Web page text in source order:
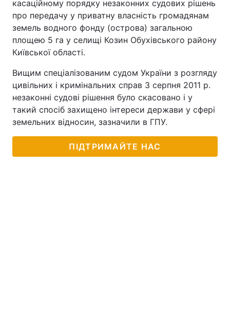
касаційному порядку незаконних судових рішень
про передачу у приватну власність громадянам
земель водного фонду (острова) загальною
площею 5 га у селищі Козин Обухівського району
Київської області.
Вищим спеціалізованим судом України з розгляду
цивільних і кримінальних справ 3 серпня 2011 р.
незаконні судові рішення було скасовано і у
такий спосіб захищено інтереси держави у сфері
земельних відносин, зазначили в ГПУ.
ПІДТРИМАЙТЕ НАС